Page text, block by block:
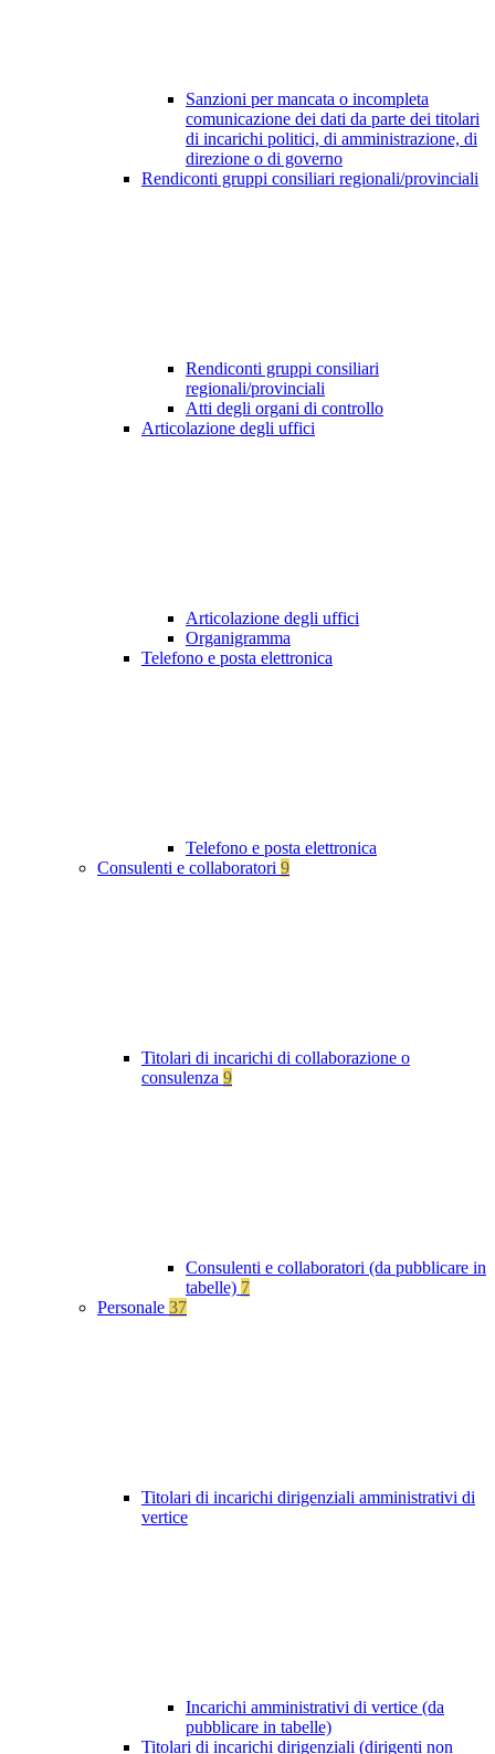
Sanzioni per mancata o incompleta
comunicazione dei dati da parte dei titolari
di incarichi politici, di amministrazione, di
direzione o di governo
Rendiconti gruppi consiliari regionali/provinciali
Rendiconti gruppi consiliari
regionali/provinciali
Atti degli organi di controllo
Articolazione degli uffici
Articolazione degli uffici
Organigramma
Telefono e posta elettronica
Telefono e posta elettronica
Consulenti e collaboratori 9
Titolari di incarichi di collaborazione o
consulenza 9
Consulenti e collaboratori (da pubblicare in
tabelle) 7
Personale 37
Titolari di incarichi dirigenziali amministrativi di
vertice
Incarichi amministrativi di vertice (da
pubblicare in tabelle)
Titolari di incarichi dirigenziali (dirigenti non